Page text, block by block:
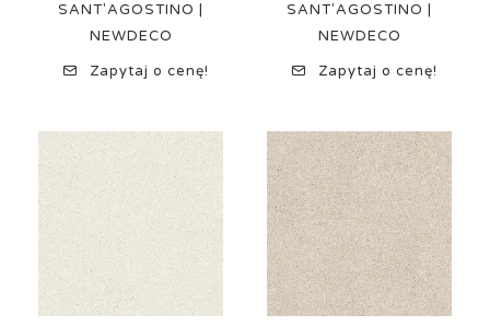
SANT'AGOSTINO |
NEWDECO
Zapytaj o cenę!
SANT'AGOSTINO |
NEWDECO
Zapytaj o cenę!